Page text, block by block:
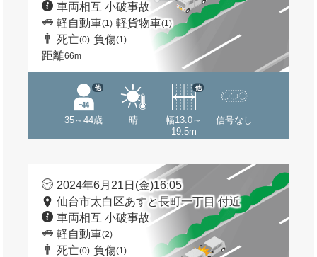
車両相互 小破事故
軽自動車(1) 軽貨物車(1)
死亡(0) 負傷(1)
距離66m
35～44歳
他
晴
幅13.0～
19.5m
他
信号なし
2024年6月21日(金)16:05
仙台市太白区あすと長町一丁目 付近
車両相互 小破事故
軽自動車(2)
死亡(0) 負傷(1)